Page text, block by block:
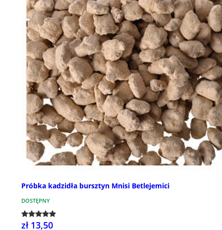
Próbka kadzidła bursztyn Mnisi Betlejemici
DOSTĘPNY
zł 13,50